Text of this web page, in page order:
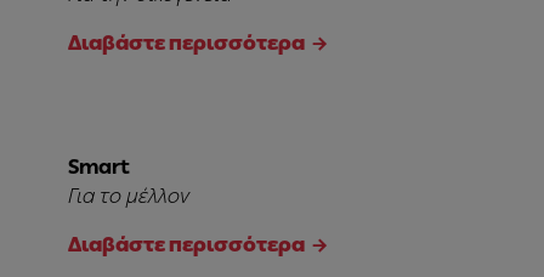
Διαβάστε περισσότερα
Smart
Για το μέλλον
Διαβάστε περισσότερα